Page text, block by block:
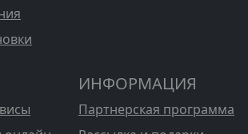
ИНФОРМАЦИЯ
Партнерская программа